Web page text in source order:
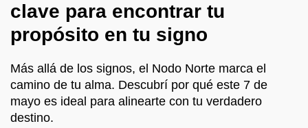
clave para encontrar tu
propósito en tu signo
Más allá de los signos, el Nodo Norte marca el
camino de tu alma. Descubrí por qué este 7 de
mayo es ideal para alinearte con tu verdadero
destino.